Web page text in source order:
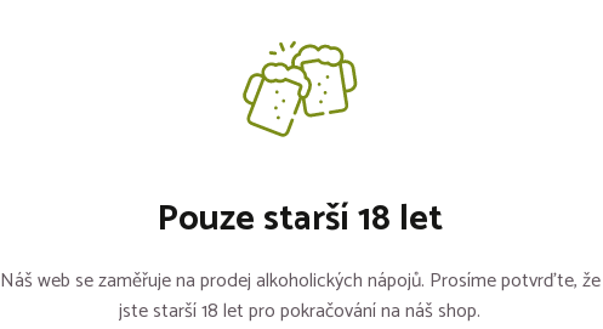
88,-
Sdílejte na sítích
Pouze starší 18 let
Náš web se zaměřuje na prodej alkoholických nápojů. Prosíme potvrďte, že
jste starší 18 let pro pokračování na náš shop.